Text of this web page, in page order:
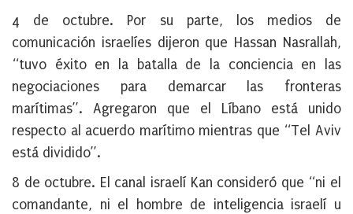
4 de octubre. Por su parte,
os medios de
comunicación israelíes dijeron que Hassan Nasrallah,
“tuvo éxito en la batalla de la conciencia en las
negociaciones para demarcar las fronteras
marítimas”. Agregaron que el Líbano está unido
respecto al acuerdo marítimo mientras que “Tel Aviv
está dividido”.
8 de octubre. El canal israelí Kan consideró que “ni el
comandante, ni el hombre de inteligencia israelí u